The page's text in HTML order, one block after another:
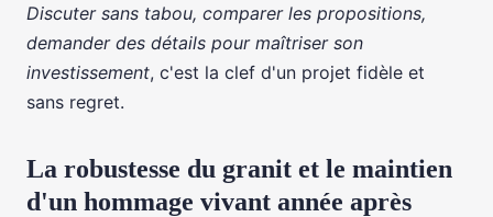
Discuter sans tabou, comparer les propositions,
demander des détails pour maîtriser son
investissement, c'est la clef d'un projet fidèle et
sans regret.
La robustesse du granit et le maintien
d'un hommage vivant année après